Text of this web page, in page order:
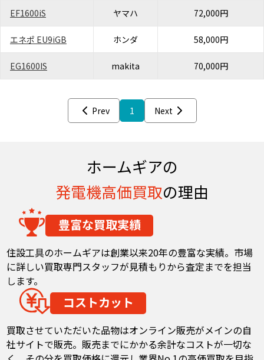
EF1600iS ヤマハ 72,000円
エネポ EU9iGB ホンダ 58,000円
EG1600IS makita 70,000円
Prev 1 Next
ホームギアの
発電機高価買取の理由
豊富な買取実績
住設工具のホームギアは創業以来20年の豊富な実績。市場
に詳しい買取専門スタッフが見積もりから査定までを担当
します。
コストカット
買取させていただいた品物はオンライン販売がメインの自
社サイトで販売。販売までにかかる余計なコストが一切な